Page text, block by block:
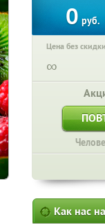
0 руб.
Цена без
∞
Как нас